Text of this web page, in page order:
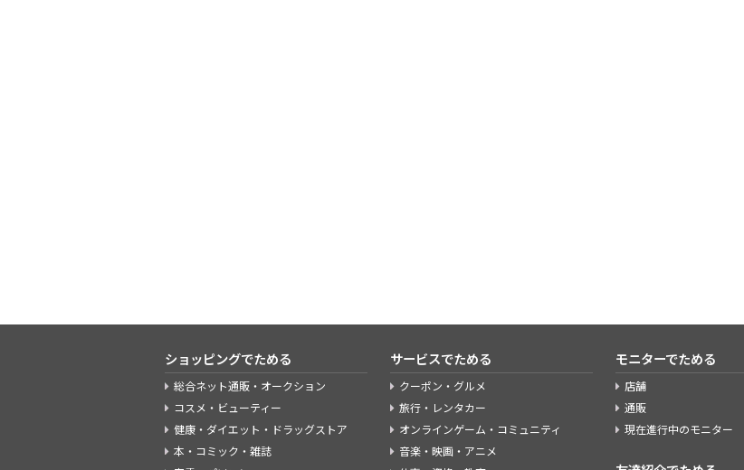
ショッピングでためる
総合ネット通販・オークション
コスメ・ビューティー
健康・ダイエット・ドラッグストア
本・コミック・雑誌
サービスでためる
クーポン・グルメ
旅行・レンタカー
オンラインゲーム・コミュニティ
音楽・映画・アニメ
モニターでためる
店舗
通販
現在進行中のモニター